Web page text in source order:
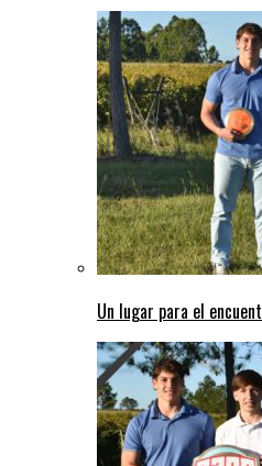
Un lugar para el